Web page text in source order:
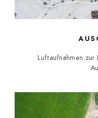
Luftaufnahmen zur